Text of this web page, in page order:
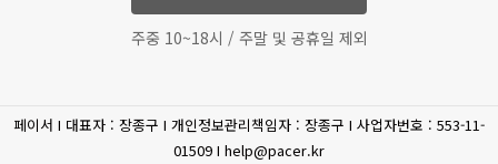
주중 10~18시 / 주말 및 공휴일 제외
페이서 I 대표자 : 장종구 I 개인정보관리책임자 : 장종구 I 사업자번호 : 553-11-
01509 I help@pacer.kr